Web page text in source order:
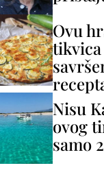
Ovu
Nisu
ovog
samo